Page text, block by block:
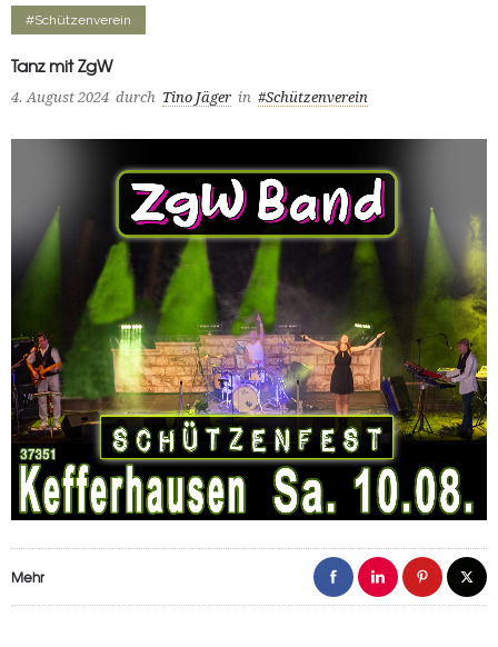
#Schützenverein
Tanz mit ZgW
4. August 2024 durch Tino Jäger in #Schützenverein
Mehr